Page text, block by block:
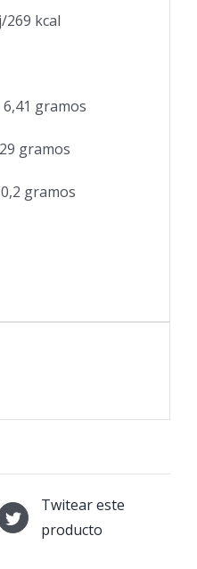
269 kcal
6,41 gramos
gramos
0,2 gramos
Twitear este
producto